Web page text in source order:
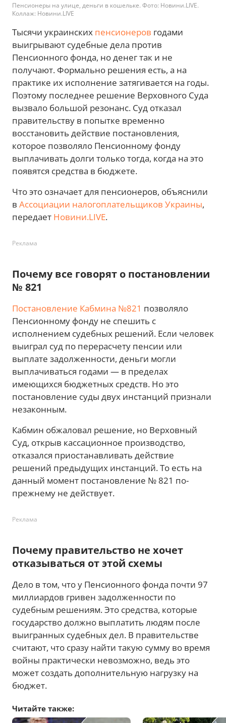
Пенсионеры на улице, деньги в кошельке. Фото: Новини.LIVE.
Коллаж: Новини.LIVE
Тысячи украинских пенсионеров годами
выигрывают судебные дела против
Пенсионного фонда, но денег так и не
получают. Формально решения есть, а на
практике их исполнение затягивается на годы.
Поэтому последнее решение Верховного Суда
вызвало большой резонанс. Суд отказал
правительству в попытке временно
восстановить действие постановления,
которое позволяло Пенсионному фонду
выплачивать долги только тогда, когда на это
появятся средства в бюджете.
Что это означает для пенсионеров, объяснили
в Ассоциации налогоплательщиков Украины,
передает Новини.LIVE.
Реклама
Почему все говорят о постановлении
№ 821
Постановление Кабмина №821 позволяло
Пенсионному фонду не спешить с
исполнением судебных решений. Если человек
выиграл суд по перерасчету пенсии или
выплате задолженности, деньги могли
выплачиваться годами — в пределах
имеющихся бюджетных средств. Но это
постановление суды двух инстанций признали
незаконным.
Кабмин обжаловал решение, но Верховный
Суд, открыв кассационное производство,
отказался приостанавливать действие
решений предыдущих инстанций. То есть на
данный момент постановление № 821 по-
прежнему не действует.
Реклама
Почему правительство не хочет
отказываться от этой схемы
Дело в том, что у Пенсионного фонда почти 97
миллиардов гривен задолженности по
судебным решениям. Это средства, которые
государство должно выплатить людям после
выигранных судебных дел. В правительстве
считают, что сразу найти такую сумму во время
войны практически невозможно, ведь это
может создать дополнительную нагрузку на
бюджет.
Читайте также: